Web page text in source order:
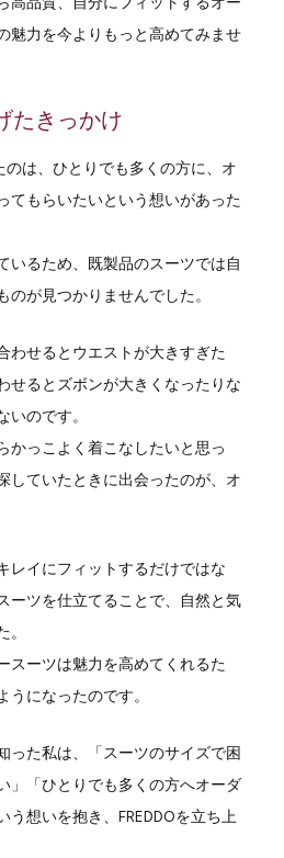
魅力を今よりもっと高めてみませ
たきっかけ
のは、ひとりでも多くの方に、オ
てもらいたいという想いがあった
いるため、既製品のスーツでは自
のが見つかりませんでした。
わせるとウエストが大きすぎた
せるとズボンが大きくなったりな
いのです。
かっこよく着こなしたいと思っ
していたときに出会ったのが、オ
レイにフィットするだけではな
ーツを仕立てることで、自然と気
。
スーツは魅力を高めてくれるた
うになったのです。
った私は、「スーツのサイズで困
」「ひとりでも多くの方へオーダ
う想いを抱き、FREDDOを立ち上